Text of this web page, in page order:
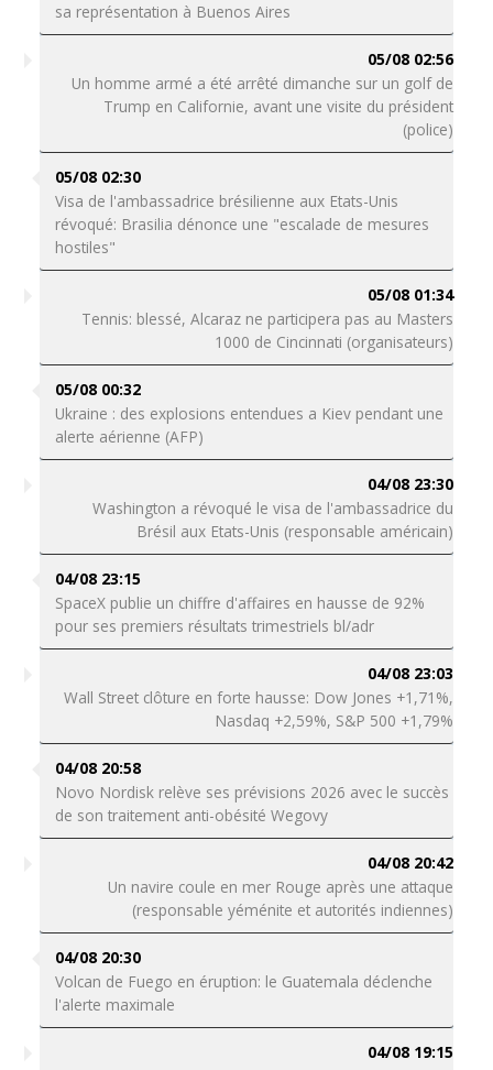
sa représentation à Buenos Aires
05/08 02:56
Un homme armé a été arrêté dimanche sur un golf de
Trump en Californie, avant une visite du président
(police)
05/08 02:30
Visa de l'ambassadrice brésilienne aux Etats-Unis
révoqué: Brasilia dénonce une "escalade de mesures
hostiles"
05/08 01:34
Tennis: blessé, Alcaraz ne participera pas au Masters
1000 de Cincinnati (organisateurs)
05/08 00:32
Ukraine : des explosions entendues a Kiev pendant une
alerte aérienne (AFP)
04/08 23:30
Washington a révoqué le visa de l'ambassadrice du
Brésil aux Etats-Unis (responsable américain)
04/08 23:15
SpaceX publie un chiffre d'affaires en hausse de 92%
pour ses premiers résultats trimestriels bl/adr
04/08 23:03
Wall Street clôture en forte hausse: Dow Jones +1,71%,
Nasdaq +2,59%, S&P 500 +1,79%
04/08 20:58
Novo Nordisk relève ses prévisions 2026 avec le succès
de son traitement anti-obésité Wegovy
04/08 20:42
Un navire coule en mer Rouge après une attaque
(responsable yéménite et autorités indiennes)
04/08 20:30
Volcan de Fuego en éruption: le Guatemala déclenche
l'alerte maximale
04/08 19:15